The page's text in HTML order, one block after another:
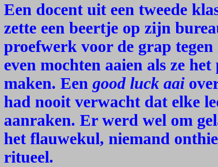
Een docent uit een tweede
zette een beertje op zijn
proefwerk voor de grap
even mochten aaien als ze
maken. Een good luck aai
had nooit verwacht dat elke
aanraken. Er werd wel om
het flauwekul, niemand
ritueel.